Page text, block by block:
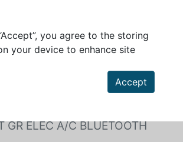
you agree to the storing
your device to enhance site
Accept
GR ÉLEC A/C BLUETOOTH